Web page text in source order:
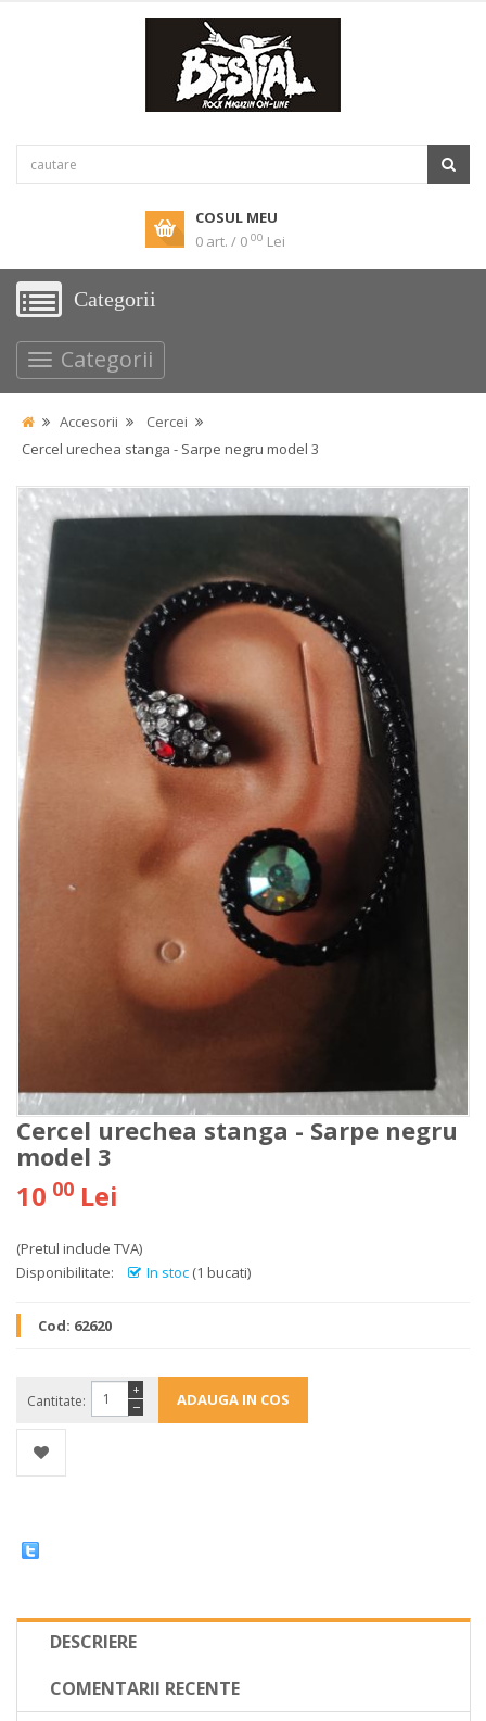
COSUL MEU
0 art. / 0 00 Lei
Categorii
Categorii
Accesorii
Cercei
Cercel urechea stanga - Sarpe negru model 3
Cercel urechea stanga - Sarpe negru
model 3
10 00 Lei
(Pretul include TVA)
Disponibilitate:
In stoc (1 bucati)
Cod: 62620
Cantitate: −
+
DESCRIERE
COMENTARII RECENTE